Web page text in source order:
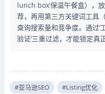
lunch box’保温午餐盒），
荐，再用第三方关键词工具
查询搜索量和竞争度。通过
验证’三重过滤，才能锁定真
#亚马逊SEO #Listing优化